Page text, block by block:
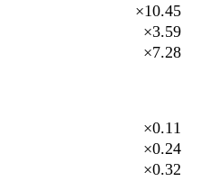
×10.45
×3.59
×7.28
×0.11
×0.24
×0.32